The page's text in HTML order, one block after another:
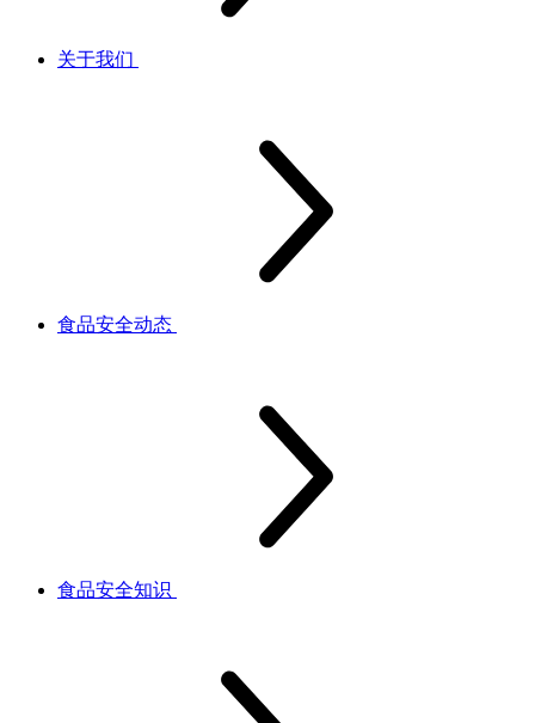
关于我们
食品安全动态
食品安全知识